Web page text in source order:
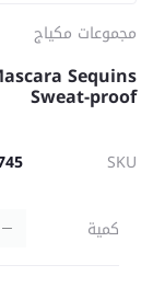
مجموعات مكياج
Sequins
Sweat-proof
SKU
كمية